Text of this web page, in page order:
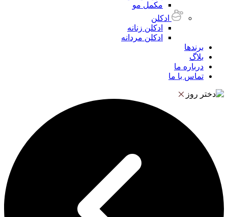
مکمل مو
ادکلن
ادکلن زنانه
ادکلن مردانه
برندها
بلاگ
درباره ما
تماس با ما